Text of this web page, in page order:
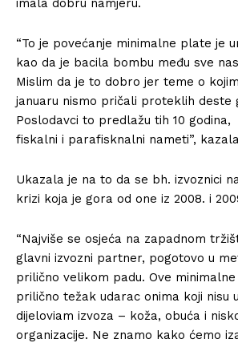
imala dobru namjeru.
“To je povećanje minimalne plate je
kao da je bacila bombu među sve
Mislim da je to dobro jer teme o
januaru nismo pričali proteklih deste
Poslodavci to predlažu tih 10
fiskalni i parafisknalni nameti”,
Ukazala je na to da se bh. izvoznici
krizi koja je gora od one iz 2008. i
“Najviše se osjeća na zapadnom
glavni izvozni partner, pogotovo u
prilično velikom padu. Ove
prilično težak udarac onima koji nisu
dijeloviam izvoza – koža, obuća i
organizacije. Ne znamo kako ćemo